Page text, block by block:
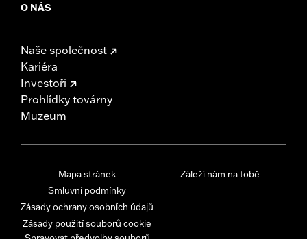
O NÁS
Naše společnost
Kariéra
Investoři
Prohlídky továrny
Muzeum
Mapa stránek
Smluvní podmínky
Zásady ochrany osobních údajů
Zásady použití souborů cookie
Záleží nám na tobě